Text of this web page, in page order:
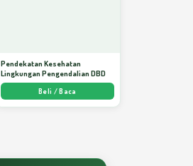
Pendekatan Kesehatan
Lingkungan Pengendalian DBD
Beli / Baca